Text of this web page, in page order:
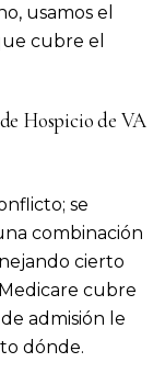
usamos el
cubre el
Hospicio de VA
se
combinación
cierto
cubre
admisión le
dónde.